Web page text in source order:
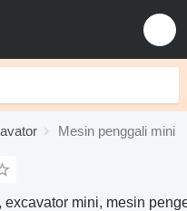
Mesin penggali mini
excavator mini, mesin